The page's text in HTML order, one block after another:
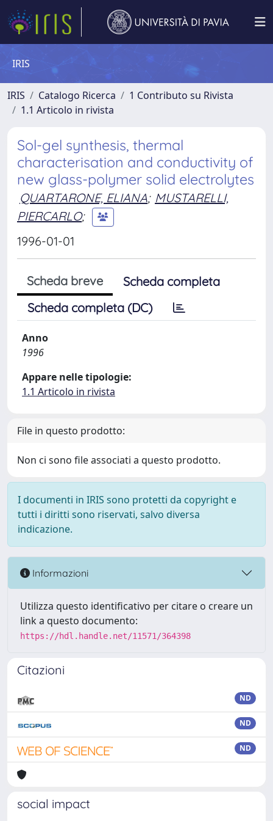
IRIS
IRIS Catalogo Ricerca
1 Contributo su Rivista
1.1 Articolo in rivista
Sol-gel synthesis, thermal
characterisation and conductivity of
new glass-polymer solid electrolytes
QUARTARONE, ELIANA; MUSTARELLI,
PIERCARLO;
1996-01-01
Scheda breve
Scheda completa
Scheda completa (DC)
Anno
1996
Appare nelle tipologie:
1.1 Articolo in rivista
File in questo prodotto:
Non ci sono file associati a questo prodotto.
I documenti in IRIS sono protetti da copyright e
tutti i diritti sono riservati, salvo diversa
indicazione.
Informazioni
Utilizza questo identificativo per citare o creare un
link a questo documento:
https://hdl.handle.net/11571/364398
Citazioni
ND
ND
ND
social impact